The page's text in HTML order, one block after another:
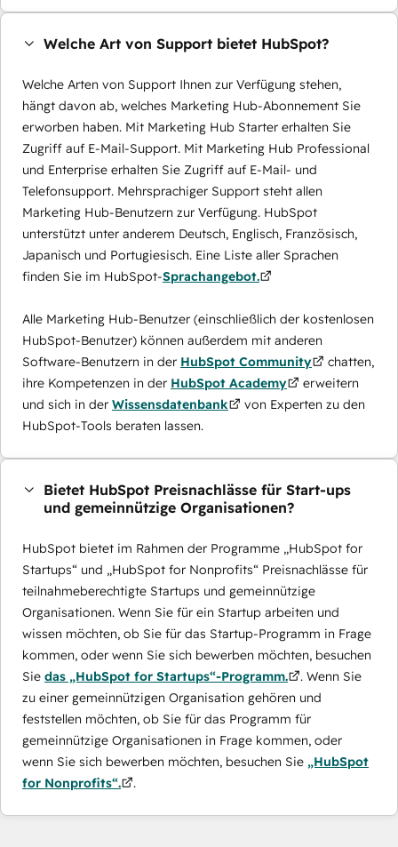
Welche Art von Support bietet HubSpot?
Welche Arten von Support Ihnen zur Verfügung stehen,
hängt davon ab, welches Marketing Hub-Abonnement Sie
erworben haben. Mit Marketing Hub Starter erhalten Sie
Zugriff auf E-Mail-Support. Mit Marketing Hub Professional
und Enterprise erhalten Sie Zugriff auf E-Mail- und
Telefonsupport. Mehrsprachiger Support steht allen
Marketing Hub-Benutzern zur Verfügung. HubSpot
unterstützt unter anderem Deutsch, Englisch, Französisch,
Japanisch und Portugiesisch. Eine Liste aller Sprachen
finden Sie im HubSpot-Sprachangebot.
Alle Marketing Hub-Benutzer (einschließlich der kostenlosen
HubSpot-Benutzer) können außerdem mit anderen
Software-Benutzern in der HubSpot Community
chatten,
ihre Kompetenzen in der HubSpot Academy
erweitern
und sich in der Wissensdatenbank
von Experten zu den
HubSpot-Tools beraten lassen.
Bietet HubSpot Preisnachlässe für Start-ups
und gemeinnützige Organisationen?
HubSpot bietet im Rahmen der Programme „HubSpot for
Startups“ und „HubSpot for Nonprofits“ Preisnachlässe für
teilnahmeberechtigte Startups und gemeinnützige
Organisationen. Wenn Sie für ein Startup arbeiten und
wissen möchten, ob Sie für das Startup-Programm in Frage
kommen, oder wenn Sie sich bewerben möchten, besuchen
Sie das „HubSpot for Startups“-Programm.
. Wenn Sie
zu einer gemeinnützigen Organisation gehören und
feststellen möchten, ob Sie für das Programm für
gemeinnützige Organisationen in Frage kommen, oder
wenn Sie sich bewerben möchten, besuchen Sie „HubSpot
for Nonprofits“.
.